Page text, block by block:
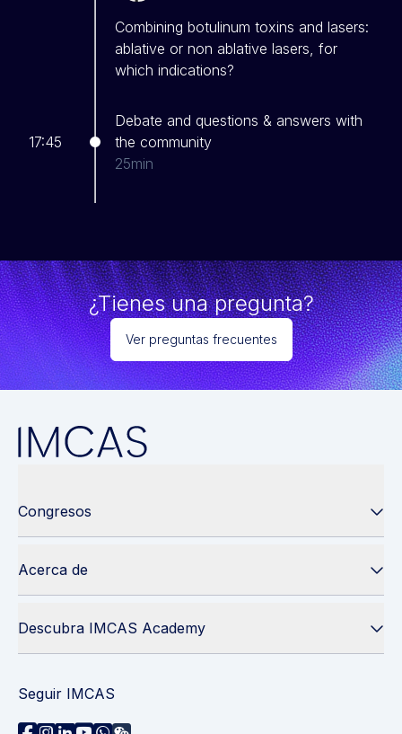
Combining botulinum toxins and lasers:
ablative or non ablative lasers, for
which indications?
17:45
Debate and questions & answers with
the community
25min
¿Tienes una pregunta?
Ver preguntas frecuentes
Congresos
Acerca de
Descubra IMCAS Academy
Seguir IMCAS